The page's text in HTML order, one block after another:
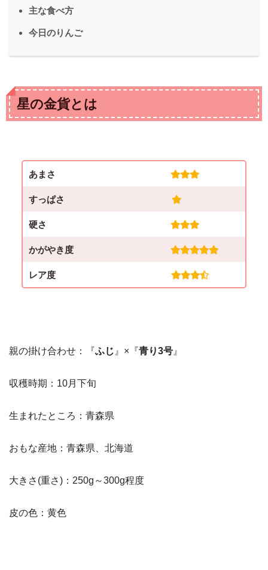
主な食べ方
今日のりんご
星の金貨とは
あまさ
すっぱさ
硬さ
かがやき度
レア度
親の掛け合わせ：『ふじ』×『青り3号』
収穫時期：10月下旬
生まれたところ：青森県
おもな産地：青森県、北海道
大きさ(重さ)：250g～300g程度
皮の色：黄色